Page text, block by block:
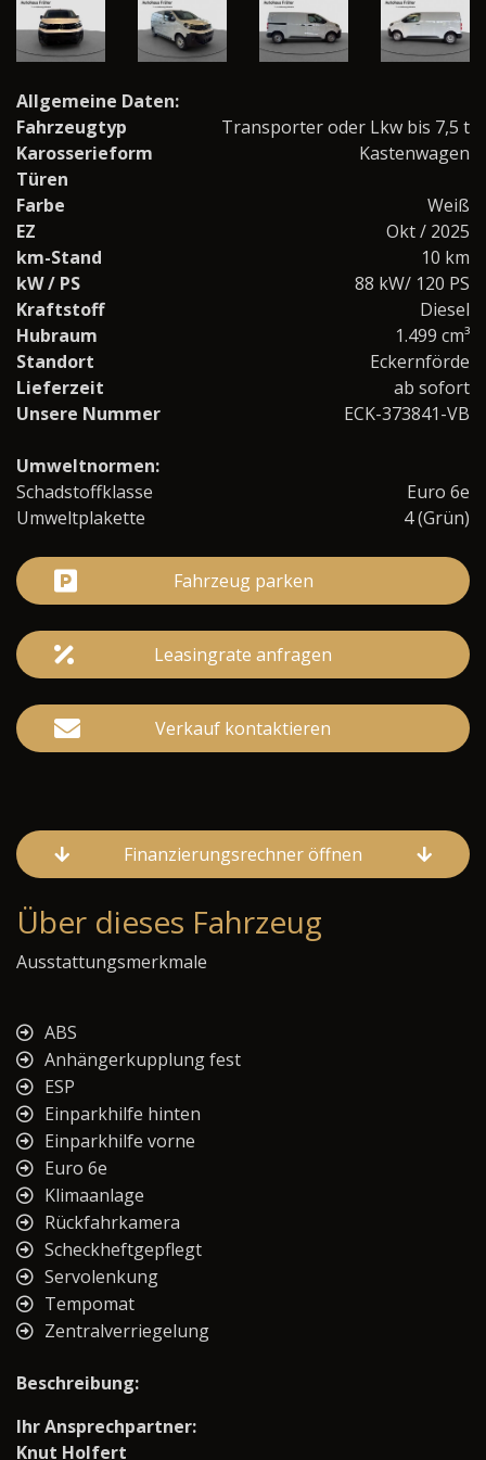
Allgemeine Daten:
Fahrzeugtyp
Transporter oder Lkw bis 7,5 t
Karosserieform
Kastenwagen
Türen
Farbe
Weiß
EZ
Okt / 2025
km-Stand
10 km
kW / PS
88 kW/ 120 PS
Kraftstoff
Diesel
Hubraum
1.499 cm³
Standort
Eckernförde
Lieferzeit
ab sofort
Unsere Nummer
ECK-373841-VB
Umweltnormen:
Schadstoffklasse
Euro 6e
Umweltplakette
4 (Grün)
Fahrzeug parken
Leasingrate anfragen
Verkauf kontaktieren
Finanzierungsrechner öffnen
Über dieses Fahrzeug
Ausstattungsmerkmale
ABS
Anhängerkupplung fest
ESP
Einparkhilfe hinten
Einparkhilfe vorne
Euro 6e
Klimaanlage
Rückfahrkamera
Scheckheftgepflegt
Servolenkung
Tempomat
Zentralverriegelung
Beschreibung:
Ihr Ansprechpartner:
Knut Holfert